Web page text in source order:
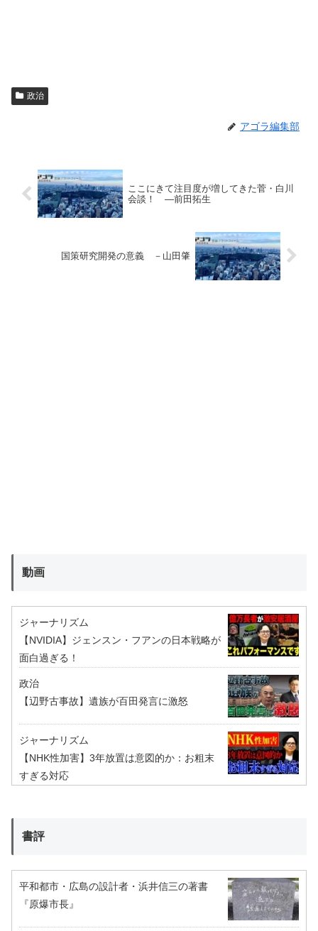
政治
アゴラ編集部
ここにきて注目度が増してきた菅・白川
会談！ ―前田拓生
国策研究開発の意義 －山田肇
動画
ジャーナリズム
【NVIDIA】ジェンスン・フアンの日本戦略が
面白過ぎる！
政治
【辺野古事故】遺族が百田発言に激怒
ジャーナリズム
【NHK性加害】3年放置は意図的か：お粗末
すぎる対応
書評
平和都市・広島の設計者・浜井信三の著書
『原爆市長』